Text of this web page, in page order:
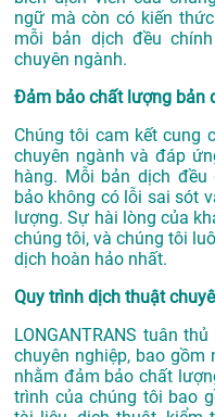
ngữ mà còn có kiến
mỗi bản dịch đều
chuyên ngành.
Đảm bảo chất lượng bản
Chúng tôi cam kết cung
chuyên ngành và đáp
hàng. Mỗi bản dịch
bảo không có lỗi sai sót
lượng. Sự hài lòng của
chúng tôi, và chúng tôi
dịch hoàn hảo nhất.
Quy trình dịch thuật
LONGANTRANS tuân
chuyên nghiệp, bao
nhằm đảm bảo chất
trình của chúng tôi bao